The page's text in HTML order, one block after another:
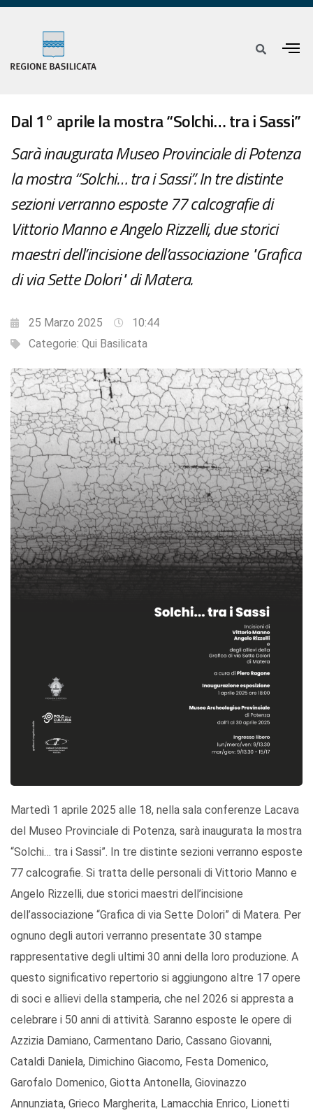
Dal 1° aprile la mostra “Solchi… tra i Sassi”
Sarà inaugurata Museo Provinciale di Potenza
la mostra “Solchi… tra i Sassi”. In tre distinte
sezioni verranno esposte 77 calcografie di
Vittorio Manno e Angelo Rizzelli, due storici
maestri dell’incisione dell’associazione "Grafica
di via Sette Dolori" di Matera.
25 Marzo 2025
10:44
Categorie: Qui Basilicata
Martedì 1 aprile 2025 alle 18, nella sala conferenze Lacava
del Museo Provinciale di Potenza, sarà inaugurata la mostra
“Solchi… tra i Sassi”. In tre distinte sezioni verranno esposte
77 calcografie. Si tratta delle personali di Vittorio Manno e
Angelo Rizzelli, due storici maestri dell’incisione
dell’associazione “Grafica di via Sette Dolori” di Matera. Per
ognuno degli autori verranno presentate 30 stampe
rappresentative degli ultimi 30 anni della loro produzione. A
questo significativo repertorio si aggiungono altre 17 opere
di soci e allievi della stamperia, che nel 2026 si appresta a
celebrare i 50 anni di attività. Saranno esposte le opere di
Azzizia Damiano, Carmentano Dario, Cassano Giovanni,
Cataldi Daniela, Dimichino Giacomo, Festa Domenico,
Garofalo Domenico, Giotta Antonella, Giovinazzo
Annunziata, Grieco Margherita, Lamacchia Enrico, Lionetti